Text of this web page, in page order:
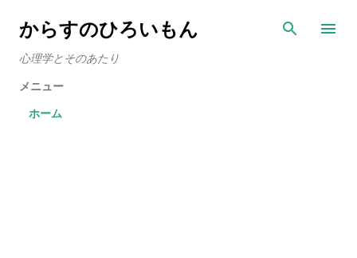
スキップしてメイン コンテンツに移動
からすのひろいもん
心理学とそのあたり
メニュー
ホーム